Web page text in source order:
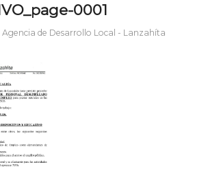
0001
Agencia de Desarrollo Local - Lanzahíta